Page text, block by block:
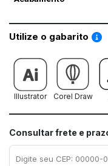
Utilize o gabarito
Illustrator Corel Draw
Consultar frete e